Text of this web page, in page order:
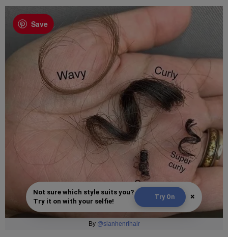
Save
Not sure which style suits you?
Try it on with your selfie!
Try On ×
By @sianhenrihair